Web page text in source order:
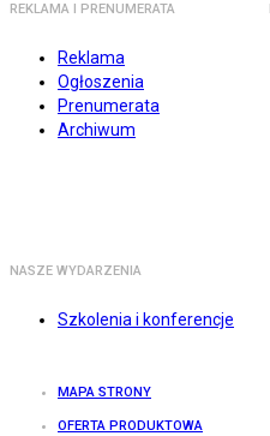
REKLAMA I PRENUMERATA
Reklama
Ogłoszenia
Prenumerata
Archiwum
NASZE WYDARZENIA
Szkolenia i konferencje
MAPA STRONY
OFERTA PRODUKTOWA